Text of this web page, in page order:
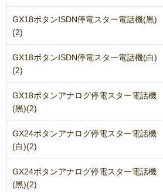
GX18ボタンISDN停電スター電話機(黒)
(2)
GX18ボタンISDN停電スター電話機(白)
(2)
GX18ボタンアナログ停電スター電話機
(黒)(2)
GX24ボタンアナログ停電スター電話機
(白)(2)
GX24ボタンアナログ停電スター電話機
(黒)(2)